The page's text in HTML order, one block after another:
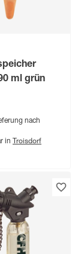
ml grün
nach
in Troisdorf